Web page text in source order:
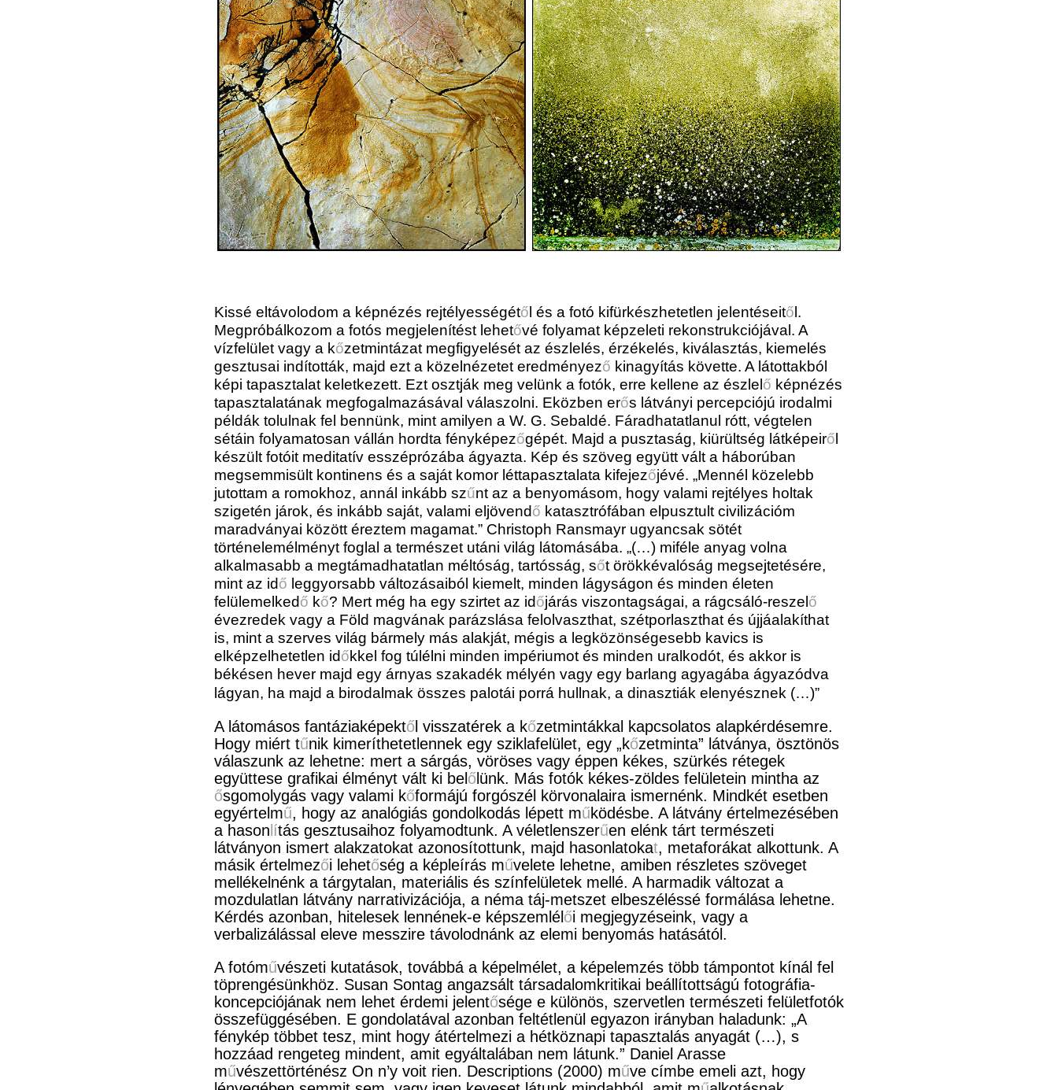
Kissé eltávolodom a képnézés rejtélyességétől és a fotó kifürkészhetetlen jelentéseitől.
Megpróbálkozom a fotós megjelenítést lehetővé folyamat képzeleti rekonstrukciójával. A
vízfelület vagy a kőzetmintázat megfigyelését az észlelés, érzékelés, kiválasztás, kiemelés
gesztusai indították, majd ezt a közelnézetet eredményező kinagyítás követte. A látottakból
képi tapasztalat keletkezett. Ezt osztják meg velünk a fotók, erre kellene az észlelő képnézés
tapasztalatának megfogalmazásával válaszolni. Eközben erős látványi percepciójú irodalmi
példák tolulnak fel bennünk, mint amilyen a W. G. Sebaldé. Fáradhatatlanul rótt, végtelen
sétáin folyamatosan vállán hordta fényképezőgépét. Majd a pusztaság, kiürültség látképeiről
készült fotóit meditatív esszéprózába ágyazta. Kép és szöveg együtt vált a háborúban
megsemmisült kontinens és a saját komor léttapasztalata kifejezőjévé. „Mennél közelebb
jutottam a romokhoz, annál inkább szűnt az a benyomásom, hogy valami rejtélyes holtak
szigetén járok, és inkább saját, valami eljövendő katasztrófában elpusztult civilizációm
maradványai között éreztem magamat.” Christoph Ransmayr ugyancsak sötét
történelemélményt foglal a természet utáni világ látomásába. „(…) miféle anyag volna
alkalmasabb a megtámadhatatlan méltóság, tartósság, sőt örökkévalóság megsejtetésére,
mint az idő leggyorsabb változásaiból kiemelt, minden lágyságon és minden életen
felülemelkedő kő? Mert még ha egy szirtet az időjárás viszontagságai, a rágcsáló-reszelő
évezredek vagy a Föld magvának parázslása felolvaszthat, szétporlaszthat és újjáalakíthat
is, mint a szerves világ bármely más alakját, mégis a legközönségesebb kavics is
elképzelhetetlen időkkel fog túlélni minden impériumot ​​​​​​​ és minden uralkodót, és akkor is
békésen hever majd egy árnyas szakadék mélyén vagy egy barlang agyagába ágyazódva
lágyan, ha majd a birodalmak összes palotái porrá hullnak, a dinasztiák elenyésznek (…)”
A látomásos fantáziaképektől visszatérek a kőzetmintákkal kapcsolatos alapkérdésemre.
Hogy miért tűnik kimeríthetetlennek egy sziklafelület, egy „kőzetminta” látványa, ösztönös
válaszunk az lehetne: mert a sárgás, vöröses vagy éppen kékes, szürkés rétegek
együttese grafikai élményt vált ki belőlünk. Más fotók kékes-zöldes felületein mintha az
ősgomolygás vagy valami kőformájú forgószél körvonalaira ismernénk. Mindkét esetben
egyértelmű, hogy az analógiás gondolkodás lépett működésbe. A látvány értelmezésében
a hasonlítás gesztusaihoz folyamodtunk. A véletlenszerűen elénk tárt természeti
látványon ismert alakzatokat azonosítottunk, majd hasonlatokat, metaforákat alkottunk. A
másik értelmezői lehetőség a képleírás művelete lehetne, amiben részletes szöveget
mellékelnénk a tárgytalan, materiális és színfelületek mellé. A harmadik változat a
mozdulatlan látvány narrativizációja, a néma táj-metszet elbeszéléssé formálása lehetne.
Kérdés azonban, hitelesek lennének-e képszemlélői megjegyzéseink, vagy a
verbalizálással eleve messzire távolodnánk az elemi benyomás hatásától.
A fotóművészeti kutatások, továbbá a képelmélet, a képelemzés több támpontot kínál fel
töprengésünkhöz. Susan Sontag angazsált társadalomkritikai beállítottságú fotográfia-
koncepciójának nem lehet érdemi jelentősége e különös, szervetlen természeti felületfotók
összefüggésében. E gondolatával azonban feltétlenül egyazon irányban haladunk: „A
fénykép többet tesz, mint hogy átértelmezi a hétköznapi tapasztalás anyagát (…), s
hozzáad rengeteg mindent, amit egyáltalában nem látunk.” Daniel Arasse
művészettörténész On n’y voit rien. Descriptions (2000) műve címbe emeli azt, hogy